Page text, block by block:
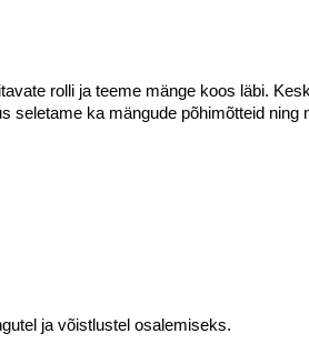
rolli ja teeme mänge koos läbi.
seletame ka mängude põhimõtteid ning
ja võistlustel osalemiseks.